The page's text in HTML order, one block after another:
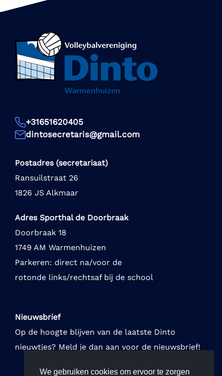
+31651620405
dintosecretaris@gmail.com
Postadres (secretariaat)
Ransuilstraat 26
1826 JS Alkmaar
Adres Sporthal de Doorbraak
Doorbraak 18
1749 AM Warmenhuizen
Parkeren: direct na/voor de
rotonde links/rechtsaf bij de school
Nieuwsbrief
Op de hoogte blijven van de laatste Dinto
nieuwtjes? Meld je dan aan voor de nieuwsbrief!
We gebruiken cookies om ervoor te zorgen